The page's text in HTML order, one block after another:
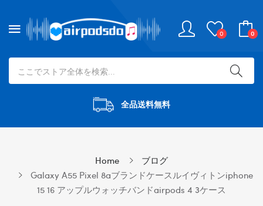
0 0
全品送料無料
Home
ブログ
Galaxy A55 Pixel 8aブランドケースルイヴィトンiphone
15 16 アップルウォッチバンドairpods 4 3ケース